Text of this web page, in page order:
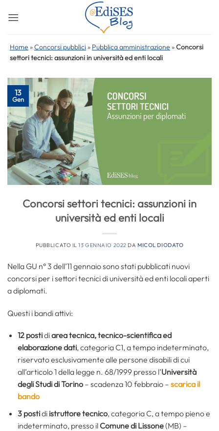
Home »Concorsi pubblici » Pubblica amministrazione »Concorsi
settori tecnici: assunzioni in università ed enti locali
13
Gen
Concorsi settori tecnici: assunzioni in
università ed enti locali
PUBBLICATO IL13 GENNAIO 2022 DA MICOL DIODATO
Nella GU n° 3 dell’11 gennaio sono stati pubblicati nuovi
concorsi per i settori tecnici di università ed enti locali aperti
a diplomati.
Questi i bandi attivi:
12 postidiarea tecnica, tecnico-scientifica ed
elaborazione dati, categoria C1, a tempo indeterminato,
riservato esclusivamente alle persone disabili di cui
all’articolo 1 della legge n. 68/1999 presso l’Università
degli Studi di Torino– scadenza 10 febbraio – scarica il
bando
3 postidi istruttore tecnico, categoria C, a tempo pieno e
indeterminato, presso il Comune di Lissone(MB) –